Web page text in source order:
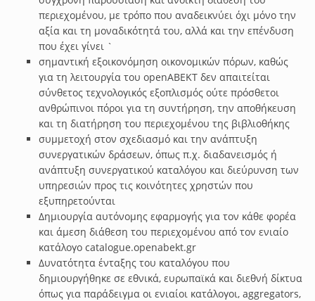
περιεχομένου, με τρόπο που αναδεικνύει όχι μόνο την
αξία και τη μοναδικότητά του, αλλά και την επένδυση
που έχει γίνει `
σημαντική εξοικονόμηση οικονομικών πόρων, καθώς
για τη λειτουργία του openABEKT δεν απαιτείται
σύνθετος τεχνολογικός εξοπλισμός ούτε πρόσθετοι
ανθρώπινοι πόροι για τη συντήρηση, την αποθήκευση
και τη διατήρηση του περιεχομένου της βιβλιοθήκης
συμμετοχή στον σχεδιασμό και την ανάπτυξη
συνεργατικών δράσεων, όπως π.χ. διαδανεισμός ή
ανάπτυξη συνεργατικού καταλόγου και διεύρυνση των
υπηρεσιών προς τις κοινότητες χρηστών που
εξυπηρετούνται
Δημιουργία αυτόνομης εφαρμογής για τον κάθε φορέα
και άμεση διάθεση του περιεχομένου από τον ενιαίο
κατάλογο catalogue.openabekt.gr
Δυνατότητα ένταξης του καταλόγου που
δημιουργήθηκε σε εθνικά, ευρωπαϊκά και διεθνή δίκτυα
όπως για παράδειγμα οι ενιαίοι κατάλογοι, aggregators,